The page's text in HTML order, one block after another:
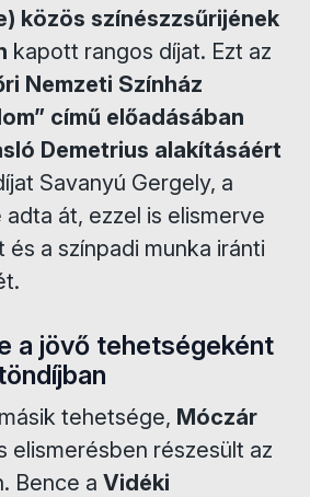
közös színészzsűrijének
kapott rangos díjat. Ezt az
Nemzeti Színház
című előadásában
Demetrius alakításáért
Savanyú Gergely, a
adta át, ezzel is elismerve
a színpadi munka iránti
a jövő tehetségeként
tehetsége, Móczár
elismerésben részesült az
Bence a Vidéki